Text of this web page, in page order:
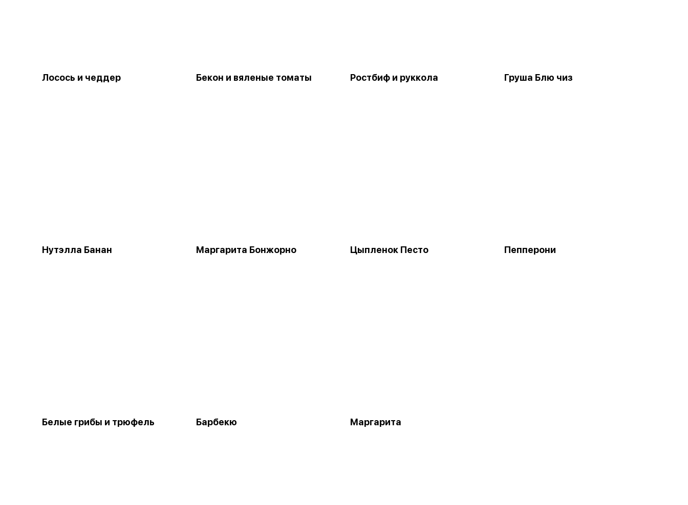
Лосось и чеддер Бекон и вяленые томаты Ростбиф и руккола Груша Блю чиз
Нутэлла Банан Маргарита Бонжорно Цыпленок Песто Пепперони
Белые грибы и трюфель Барбекю Маргарита